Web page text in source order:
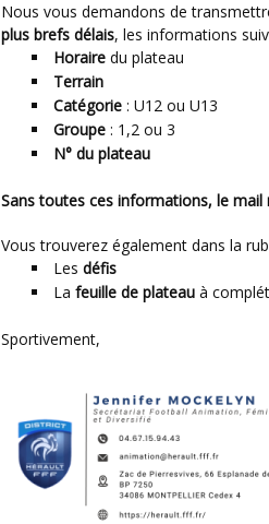
Nous vous demandons de
plus brefs délais, les informations
Horaire du plateau
Terrain
Catégorie : U12 ou U13
Groupe : 1,2 ou 3
N° du plateau
Sans toutes ces informations, le
Vous trouverez également dans la
Les défis
La feuille de plateau à
Sportivement,